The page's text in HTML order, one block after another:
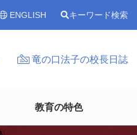
ENGLISH キーワード検索
竜の口法子の校長日誌
教育の特色